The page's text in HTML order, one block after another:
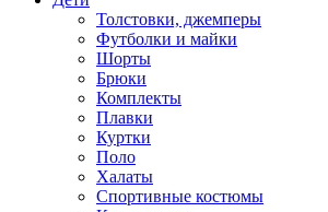
Толстовки, джемперы
Футболки и майки
Шорты
Брюки
Комплекты
Плавки
Куртки
Поло
Халаты
Спортивные костюмы